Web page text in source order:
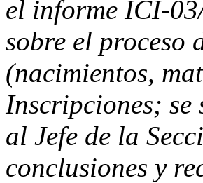
el informe ICI-
sobre el proceso
(nacimientos,
Inscripciones;
al Jefe de la
conclusiones y